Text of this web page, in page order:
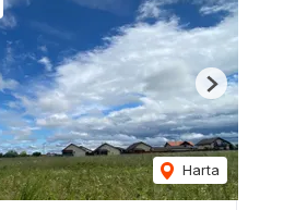
Harta
Next